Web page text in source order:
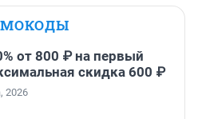
от 800 ₽ на первый
скидка 600 ₽
2026